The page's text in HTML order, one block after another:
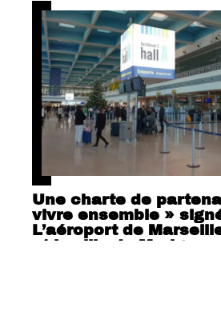
Une charte de
vivre ensemble »
L’aéroport de
et la ville de Marigane